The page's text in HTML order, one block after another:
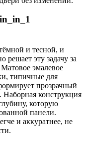
и тесной, и
решает эту задачу за
Матовое эмалевое
типичные для
прозрачный
конструкция
которую
панели.
и аккуратнее, не